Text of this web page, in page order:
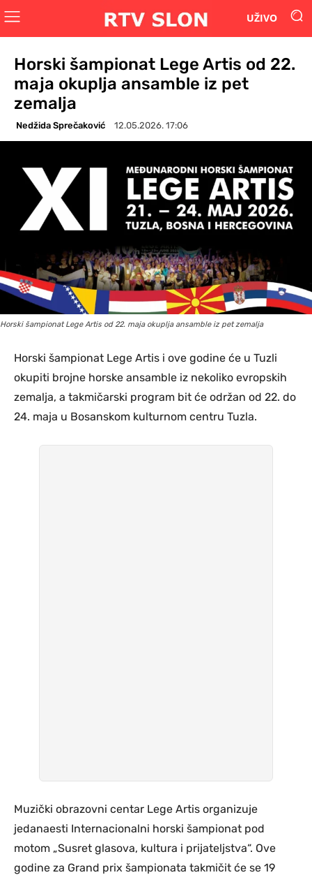
UŽIVO
Horski šampionat Lege Artis od 22.
maja okuplja ansamble iz pet
zemalja
Nedžida Sprečaković 12.05.2026. 17:06
Horski šampionat Lege Artis od 22. maja okuplja ansamble iz pet zemalja
Horski šampionat Lege Artis i ove godine će u Tuzli
okupiti brojne horske ansamble iz nekoliko evropskih
zemalja, a takmičarski program bit će održan od 22. do
24. maja u Bosanskom kulturnom centru Tuzla.
Muzički obrazovni centar Lege Artis organizuje
jedanaesti Internacionalni horski šampionat pod
motom „Susret glasova, kultura i prijateljstva“. Ove
godine za Grand prix šampionata takmičit će se 19